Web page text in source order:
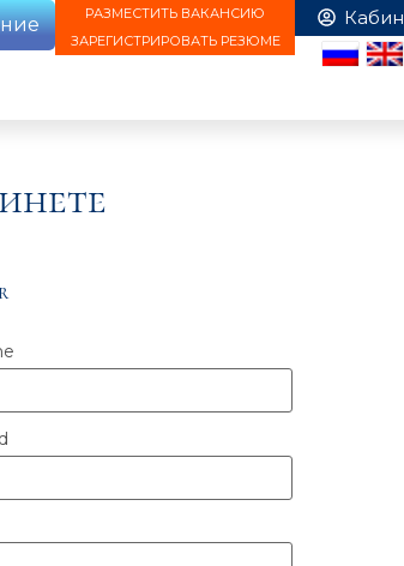
РАЗМЕСТИТЬ ВАКАНСИЮ
ЗАРЕГИСТРИРОВАТЬ РЕЗЮМЕ